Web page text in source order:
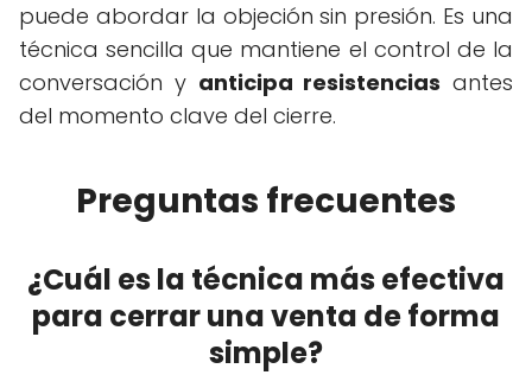
puede abordar la objeción sin presión. Es una
técnica sencilla que mantiene el control de la
conversación y anticipa resistencias antes
del momento clave del cierre.
Preguntas frecuentes
¿Cuál es la técnica más efectiva
para cerrar una venta de forma
simple?